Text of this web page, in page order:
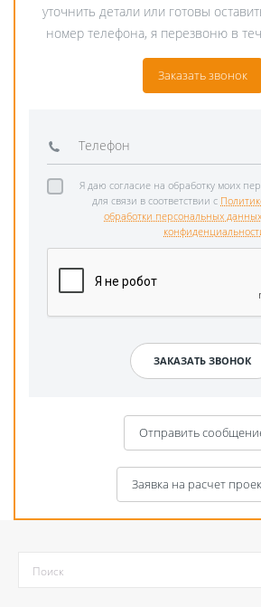
уточнить детали или готовы
номер телефона, я перезвоню в
Заказать звонок
Я даю согласие на обработку моих
для связи в соответствии с
обработки персональных данных
Отправить
Заявка на расчет